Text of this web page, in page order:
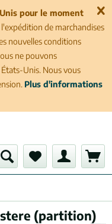
pour le moment
de marchandises
nouvelles conditions
ne pouvons
Unis. Nous vous
Plus d'informations
(partition)